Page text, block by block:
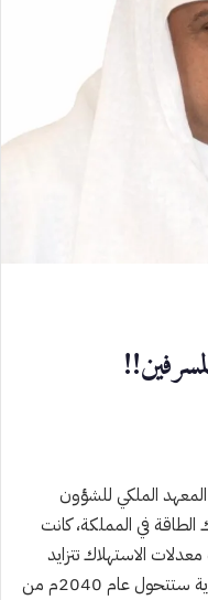
2012 صدرت عن المعهد الملكي للشؤون
في المملكة، كانت
الاستهلاك تتزايد
بنفس الوتيرة فإن المملكة العربية السعودية ستتحول عام 2040م من